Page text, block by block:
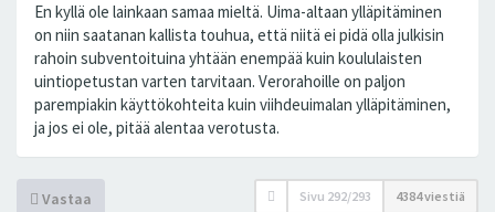
En kyllä ole lainkaan samaa mieltä. Uima-altaan ylläpitäminen
on niin saatanan kallista touhua, että niitä ei pidä olla julkisin
rahoin subventoituina yhtään enempää kuin koululaisten
uintiopetustan varten tarvitaan. Verorahoille on paljon
parempiakin käyttökohteita kuin viihdeuimalan ylläpitäminen,
ja jos ei ole, pitää alentaa verotusta.
Vastaa Sivu 292/293 4384 viestiä